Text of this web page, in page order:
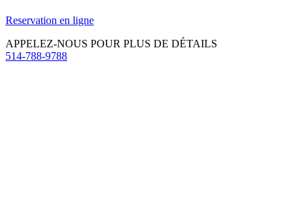
Reservation en ligne
APPELEZ-NOUS POUR PLUS DE DÉTAILS
514-788-9788